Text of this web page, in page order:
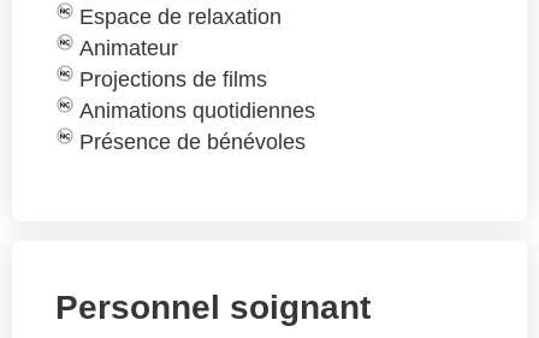
Espace de relaxation
Animateur
Projections de films
Animations quotidiennes
Présence de bénévoles
Personnel soignant